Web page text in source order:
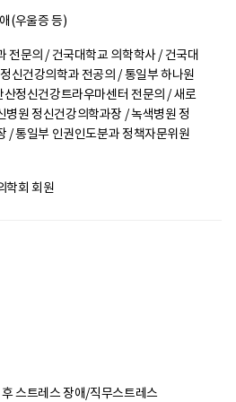
(우울증 등)
전문의 / 건국대학교 의학학사 / 건국대
신건강의학과 전공의 / 통일부 하나원
산정신건강트라우마센터 전문의 / 새로
병원 정신건강의학과장 / 녹색병원 정
/ 통일부 인권인도분과 정책자문위원
학회 회원
스트레스 장애/직무스트레스